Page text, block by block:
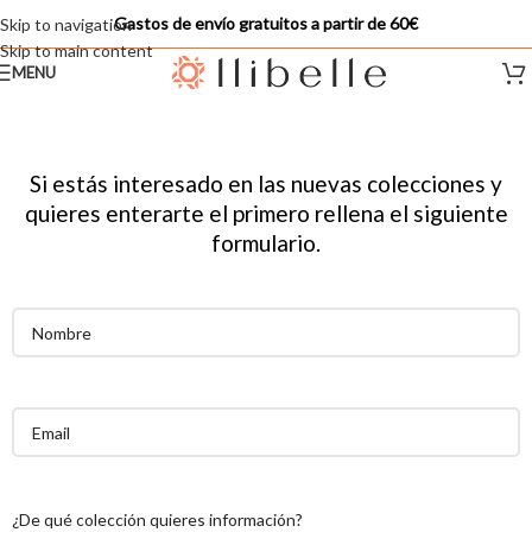
Skip to navigation
Skip to main content
Gastos de envío gratuitos a partir de 60€
MENU
Si estás interesado en las nuevas colecciones y
quieres enterarte el primero rellena el siguiente
formulario.
¿De qué colección quieres información?